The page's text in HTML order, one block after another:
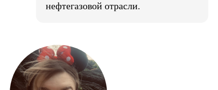
нефтегазовой отрасли.